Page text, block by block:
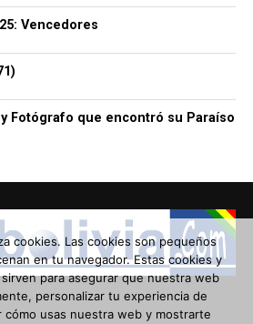
Vencedores
Fotógrafo que encontró su Paraíso
cookies. Las cookies son pequeños
en tu navegador. Estas cookies y
para asegurar que nuestra web
personalizar tu experiencia de
cómo usas nuestra web y mostrarte